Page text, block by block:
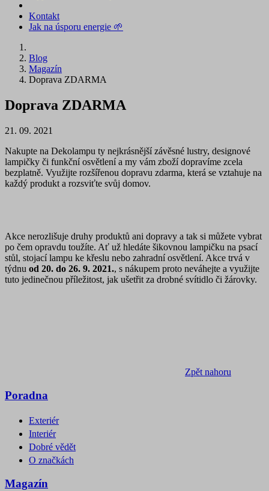
Kontakt
Jak na úsporu energie 🌱
Blog
Magazín
Doprava ZDARMA
Doprava ZDARMA
21. 09. 2021
Nakupte na Dekolampu ty nejkrásnější závěsné lustry, designové
lampičky či funkční osvětlení a my vám zboží dopravíme zcela
bezplatně. Využijte rozšířenou dopravu zdarma, která se vztahuje na
každý produkt a rozsviťte svůj domov.
Akce nerozlišuje druhy produktů ani dopravy a tak si můžete vybrat
po čem opravdu toužíte. Ať už hledáte šikovnou lampičku na psací
stůl, stojací lampu ke křeslu nebo zahradní osvětlení. Akce trvá v
týdnu od 20. do 26. 9. 2021., s nákupem proto neváhejte a využijte
tuto jedinečnou příležitost, jak ušetřit za drobné svítidlo či žárovky.
Zpět nahoru
Poradna
Exteriér
Interiér
Dobré vědět
O značkách
Magazín